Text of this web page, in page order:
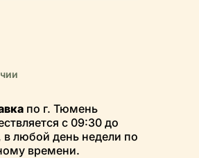
по г. Тюмень
с 09:30 до
в любой день недели по
времени.